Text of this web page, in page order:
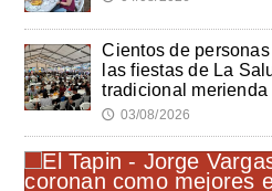
Cientos de
las fiestas de La
tradicional merienda
🕔 03/08/2026